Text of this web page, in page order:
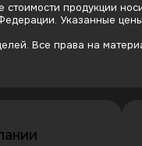
продукции
Указанные
Все права на